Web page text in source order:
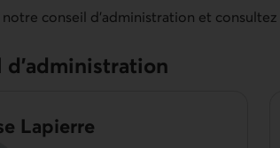
conseil d’administration et
d’administration
Lapierre